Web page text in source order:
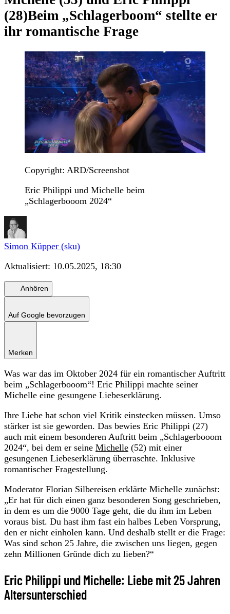
(28)Beim „Schlagerboom“ stellte er
ihr romantische Frage
Copyright: ARD/Screenshot
Eric Philippi und Michelle beim
„Schlagerbooom 2024“
Simon Küpper (sku)
Aktualisiert: 10.05.2025, 18:30
Anhören
Auf Google bevorzugen
Merken
Was war das im Oktober 2024 für ein romantischer Auftritt
beim „Schlagerbooom“! Eric Philippi machte seiner
Michelle eine gesungene Liebeserklärung.
Ihre Liebe hat schon viel Kritik einstecken müssen. Umso
stärker ist sie geworden. Das bewies Eric Philippi (27)
auch mit einem besonderen Auftritt beim „Schlagerbooom
2024“, bei dem er seine Michelle (52) mit einer
gesungenen Liebeserklärung überraschte. Inklusive
romantischer Fragestellung.
Moderator Florian Silbereisen erklärte Michelle zunächst:
„Er hat für dich einen ganz besonderen Song geschrieben,
in dem es um die 9000 Tage geht, die du ihm im Leben
voraus bist. Du hast ihm fast ein halbes Leben Vorsprung,
den er nicht einholen kann. Und deshalb stellt er die Frage:
Was sind schon 25 Jahre, die zwischen uns liegen, gegen
zehn Millionen Gründe dich zu lieben?“
Eric Philippi und Michelle: Liebe mit 25 Jahren
Altersunterschied